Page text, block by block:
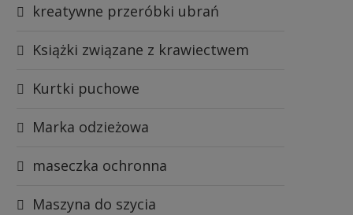
kreatywne przeróbki ubrań
Książki związane z krawiectwem
Kurtki puchowe
Marka odzieżowa
maseczka ochronna
Maszyna do szycia